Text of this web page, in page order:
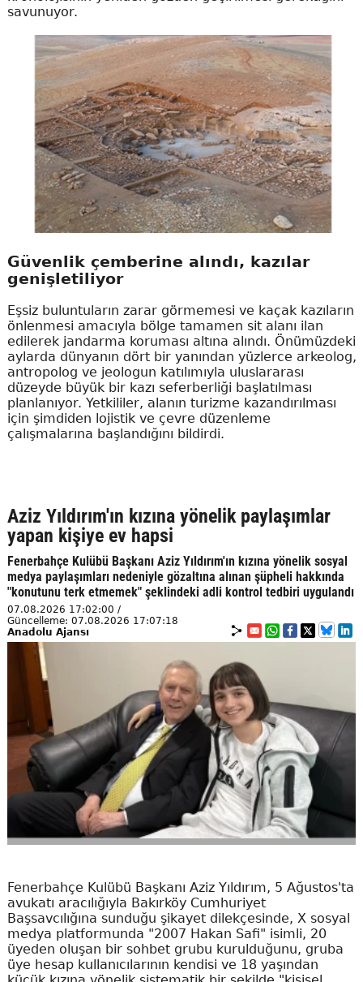
savunuyor.
Güvenlik çemberine alındı, kazılar
genişletiliyor
Eşsiz buluntuların zarar görmemesi ve kaçak kazıların
önlenmesi amacıyla bölge tamamen sit alanı ilan
edilerek jandarma koruması altına alındı. Önümüzdeki
aylarda dünyanın dört bir yanından yüzlerce arkeolog,
antropolog ve jeologun katılımıyla uluslararası
düzeyde büyük bir kazı seferberliği başlatılması
planlanıyor. Yetkililer, alanın turizme kazandırılması
için şimdiden lojistik ve çevre düzenleme
çalışmalarına başlandığını bildirdi.
Aziz Yıldırım'ın kızına yönelik paylaşımlar
yapan kişiye ev hapsi
Fenerbahçe Kulübü Başkanı Aziz Yıldırım'ın kızına yönelik sosyal
medya paylaşımları nedeniyle gözaltına alınan şüpheli hakkında
"konutunu terk etmemek" şeklindeki adli kontrol tedbiri uygulandı
07.08.2026 17:02:00 /
Güncelleme: 07.08.2026 17:07:18
Anadolu Ajansı
Fenerbahçe Kulübü Başkanı Aziz Yıldırım, 5 Ağustos'ta
avukatı aracılığıyla Bakırköy Cumhuriyet
Başsavcılığına sunduğu şikayet dilekçesinde, X sosyal
medya platformunda "2007 Hakan Safi" isimli, 20
üyeden oluşan bir sohbet grubu kurulduğunu, gruba
üye hesap kullanıcılarının kendisi ve 18 yaşından